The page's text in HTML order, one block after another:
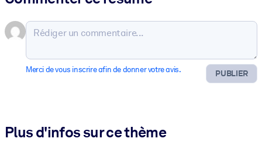
PUBLIER
Merci de vous inscrire afin de donner votre avis.
Plus d'infos sur ce thème